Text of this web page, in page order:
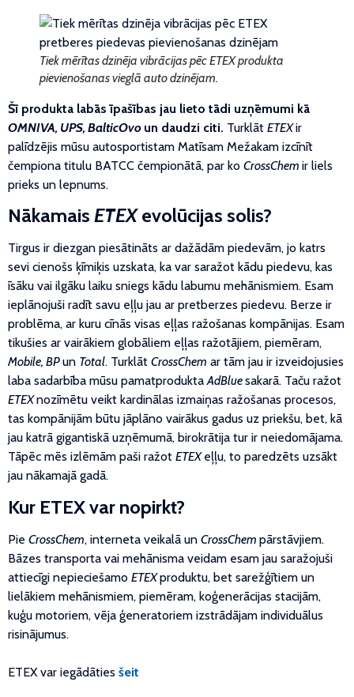
Tiek mērītas dzinēja vibrācijas pēc ETEX produkta
pievienošanas vieglā auto dzinējam.
Šī produkta labās īpašības jau lieto tādi uzņēmumi kā
OMNIVA, UPS, BalticOvo un daudzi citi. Turklāt ETEXir
palīdzējis mūsu autosportistam Matīsam Mežakam izcīnīt
čempiona titulu BATCC čempionātā, par ko CrossChem ir liels
prieks un lepnums.
Nākamais ETEXevolūcijas solis?
Tirgus ir diezgan piesātināts ar dažādām piedevām, jo katrs
sevi cienošs ķīmiķis uzskata, ka var saražot kādu piedevu, kas
īsāku vai ilgāku laiku sniegs kādu labumu mehānismiem. Esam
ieplānojuši radīt savu eļļu jau ar pretberzes piedevu. Berze ir
problēma, ar kuru cīnās visas eļļas ražošanas kompānijas. Esam
tikušies ar vairākiem globāliem eļļas ražotājiem, piemēram,
Mobile, BPun Total. Turklāt CrossChem ar tām jau ir izveidojusies
laba sadarbība mūsu pamatproduktaAdBluesakarā. Taču ražot
ETEXnozīmētu veikt kardinālas izmaiņas ražošanas procesos,
tas kompānijām būtu jāplāno vairākus gadus uz priekšu, bet, kā
jau katrā gigantiskā uzņēmumā, birokrātija tur ir neiedomājama.
Tāpēc mēs izlēmām paši ražot ETEXeļļu, to paredzēts uzsākt
jau nākamajā gadā.
Kur ETEX var nopirkt?
Pie CrossChem, interneta veikalā un CrossChem pārstāvjiem.
Bāzes transporta vai mehānisma veidam esam jau saražojuši
attiecīgi nepieciešamo ETEXproduktu, bet sarežģītiem un
lielākiem mehānismiem, piemēram, koģenerācijas stacijām,
kuģu motoriem, vēja ģeneratoriem izstrādājam individuālus
risinājumus.
ETEX var iegādāties šeit